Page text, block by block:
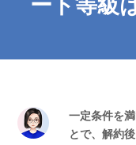
ート等級
一定条件を
とで、解約